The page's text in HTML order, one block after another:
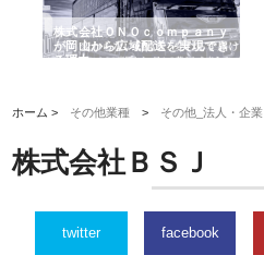
株式会社ＯＮＯｃｏｍｐａｎｙ
が岡山から広域配送を実現でき
る理由
ホーム > その他業種 > その他_法人・企業
株式会社ＢＳＪ
twitter facebook